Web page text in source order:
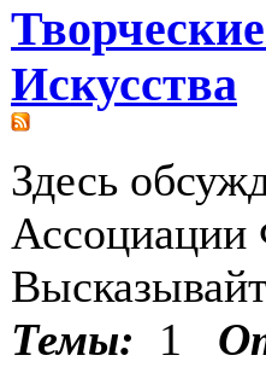
Искусства
Здесь
Ассоциации
Темы:
1